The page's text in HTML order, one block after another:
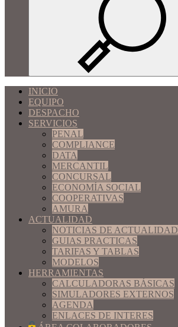
INICIO
EQUIPO
DESPACHO
SERVICIOS
PENAL
COMPLIANCE
DATA
MERCANTIL
CONCURSAL
ECONOMÍA SOCIAL
COOPERATIVAS
AMURA
ACTUALIDAD
NOTICIAS DE ACTUALIDAD
GUIAS PRACTICAS
TARIFAS Y TABLAS
MODELOS
HERRAMIENTAS
CALCULADORAS BÁSICAS
SIMULADORES EXTERNOS
AGENDA
ENLACES DE INTERES